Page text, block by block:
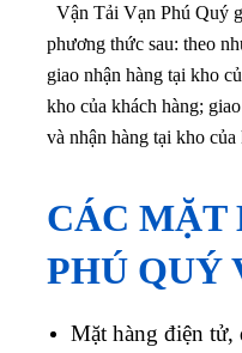
Vận Tải Vạn Phú Quý
phương thức sau: theo
giao nhận hàng tại kho
kho của khách hàng;
và nhận hàng tại kho
CÁC MẶT
PHÚ QUÝ
Mặt hàng điện tử,